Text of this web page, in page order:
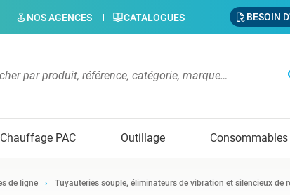
NOS AGENCES CATALOGUES BESOIN
Chauffage PAC Outillage Consommables
de ligne
Tuyauteries souple, éliminateurs de vibration et silencieux de